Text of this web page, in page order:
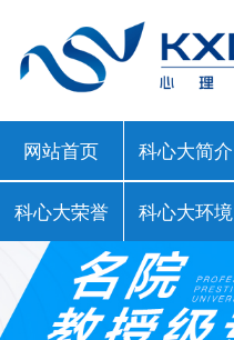
网站首页 科心大简介
科心大荣誉 科心大环境